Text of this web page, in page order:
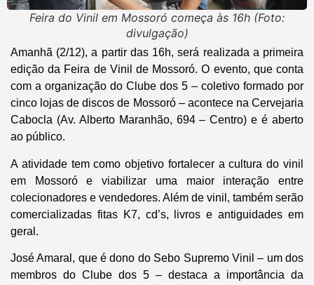
Feira do Vinil em Mossoró começa às 16h (Foto:
divulgação)
Amanhã (2/12), a partir das 16h, será realizada a primeira
edição da Feira de Vinil de Mossoró. O evento, que conta
com a organização do Clube dos 5 – coletivo formado por
cinco lojas de discos de Mossoró – acontece na Cervejaria
Cabocla (Av. Alberto Maranhão, 694 – Centro) e é aberto
ao público.
A atividade tem como objetivo fortalecer a cultura do vinil
em Mossoró e viabilizar uma maior interação entre
colecionadores e vendedores. Além de vinil, também serão
comercializadas fitas K7, cd’s, livros e antiguidades em
geral.
José Amaral, que é dono do Sebo Supremo Vinil – um dos
membros do Clube dos 5 – destaca a importância da